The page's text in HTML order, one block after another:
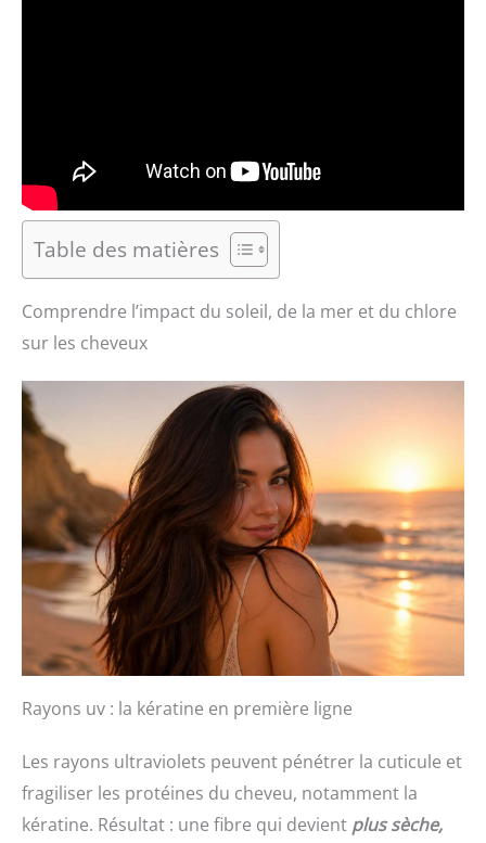
Table des matières
Comprendre l’impact du soleil, de la mer et du chlore
sur les cheveux
Rayons uv : la kératine en première ligne
Les rayons ultraviolets peuvent pénétrer la cuticule et
fragiliser les protéines du cheveu, notamment la
kératine. Résultat : une fibre qui devient plus sèche,